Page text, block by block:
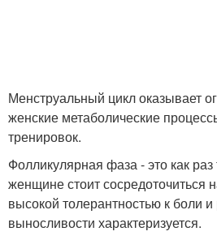
Менструальный цикл оказывает
женские метаболические
тренировок.
Фолликулярная фаза - это как раз
женщине стоит сосредоточиться
высокой толерантностью к боли
выносливости характеризуется.